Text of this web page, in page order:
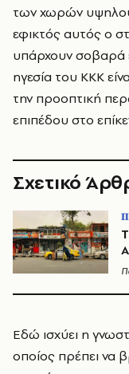
των χωρών υψηλού
εφικτός αυτός ο
υπάρχουν σοβαρά
ηγεσία του ΚΚΚ
την προοπτική
επιπέδου στο
Σχετικό
Εδώ ισχύει η
οποίος πρέπει να